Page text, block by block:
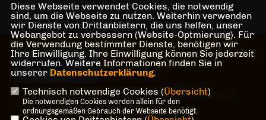
Herzlich Willkommen beim CDU
Gemeindeverband Senden
IMPRESSUM
DATENSCHUTZ
KONTAKT
MITGLIEDERBEREICH
Diese Webseite verwendet Cookies, die notwendig
sind, um die Webseite zu nutzen. Weiterhin verwenden
wir Dienste von Drittanbietern, die uns helfen, unser
Webangebot zu verbessern (Website-Optmierung). Für
die Verwendung bestimmter Dienste, benötigen wir
Ihre Einwilligung. Ihre Einwilligung können Sie jederzeit
widerrufen. Weitere Informationen finden Sie in
unserer Datenschutzerklärung.
Technisch notwendige Cookies (Übersicht)
Die notwendigen Cookies werden allein für den
ordnungsgemäßen Gebrauch der Webseite benötigt.